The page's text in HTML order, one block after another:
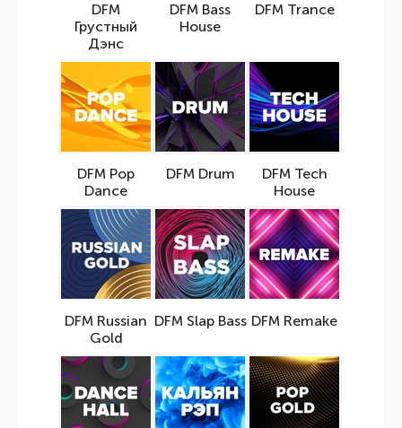
DFM
Грустный
Дэнс
DFM Bass
House
DFM Trance
DFM Pop
Dance
DFM Drum
DFM Tech
House
DFM Russian
Gold
DFM Slap Bass DFM Remake